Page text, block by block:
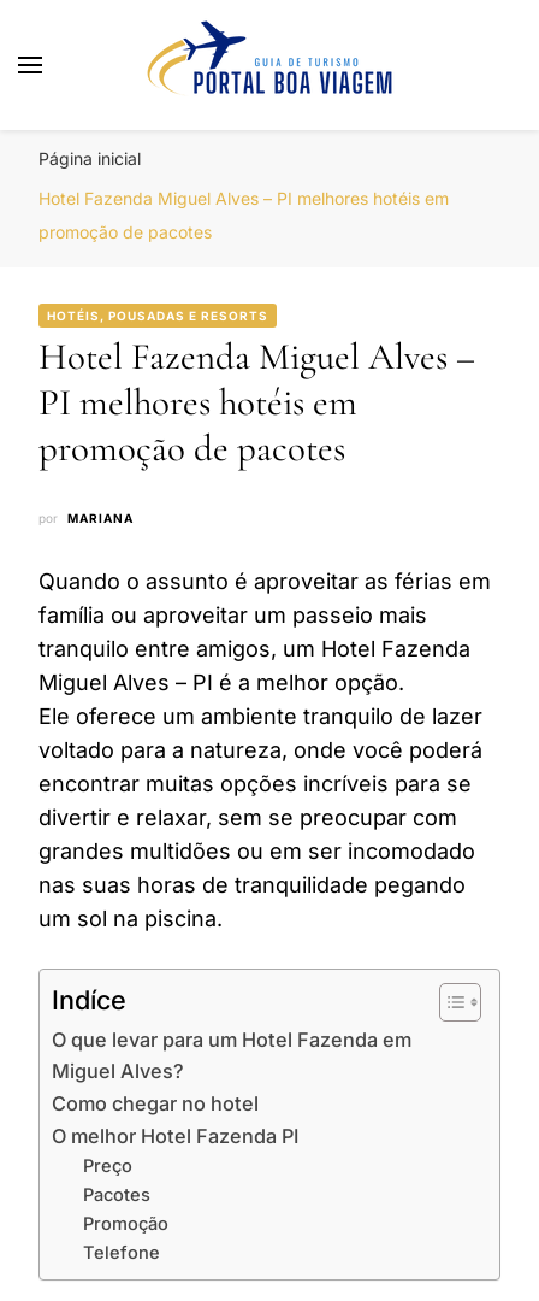
Página inicial
Hotel Fazenda Miguel Alves – PI melhores hotéis em
promoção de pacotes
HOTÉIS, POUSADAS E RESORTS
Hotel Fazenda Miguel Alves –
PI melhores hotéis em
promoção de pacotes
por MARIANA
Quando o assunto é aproveitar as férias em
família ou aproveitar um passeio mais
tranquilo entre amigos, um Hotel Fazenda
Miguel Alves – PI é a melhor opção.
Ele oferece um ambiente tranquilo de lazer
voltado para a natureza, onde você poderá
encontrar muitas opções incríveis para se
divertir e relaxar, sem se preocupar com
grandes multidões ou em ser incomodado
nas suas horas de tranquilidade pegando
um sol na piscina.
Indíce
O que levar para um Hotel Fazenda em
Miguel Alves?
Como chegar no hotel
O melhor Hotel Fazenda PI
Preço
Pacotes
Promoção
Telefone